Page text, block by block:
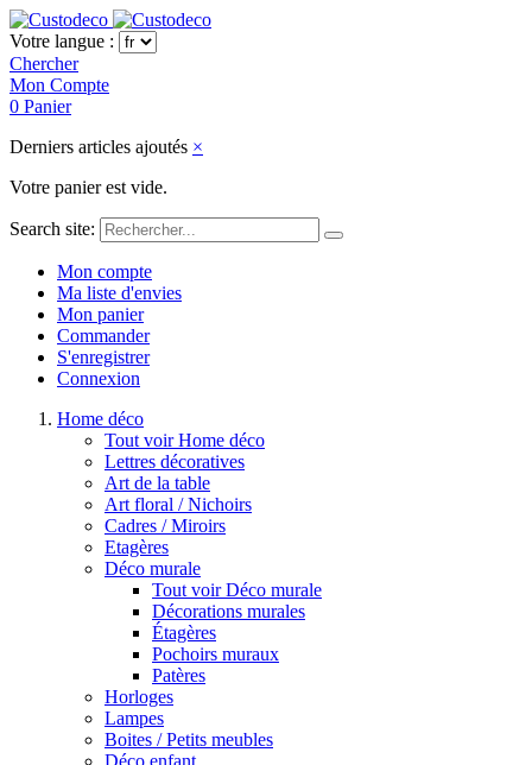
Votre langue :
Chercher
Mon Compte
0 Panier
Derniers articles ajoutés ×
Votre panier est vide.
Search site:
Mon compte
Ma liste d'envies
Mon panier
Commander
S'enregistrer
Connexion
Home déco
Tout voir Home déco
Lettres décoratives
Art de la table
Art floral / Nichoirs
Cadres / Miroirs
Etagères
Déco murale
Tout voir Déco murale
Décorations murales
Étagères
Pochoirs muraux
Patères
Horloges
Lampes
Boites / Petits meubles
Déco enfant